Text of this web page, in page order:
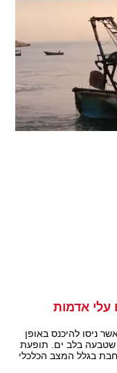
עלי אדמות
ניסו להיכנס באופן
שטבעה בלב ים. תופעת
בגלל המצב הכלכלי